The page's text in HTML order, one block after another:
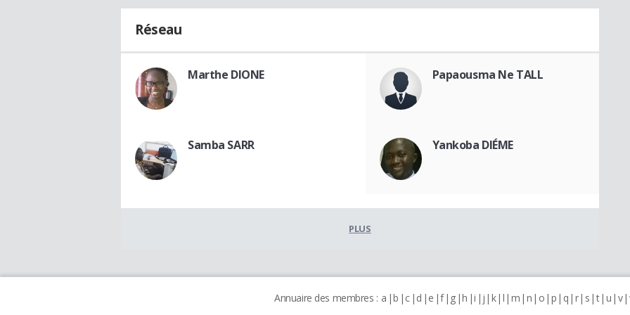
Réseau
Marthe DIONE Papaousma Ne TALL
Samba SARR Yankoba DIÉME
PLUS
Annuaire des membres : a b c d e f g h i j k l m n o p q r s t u v